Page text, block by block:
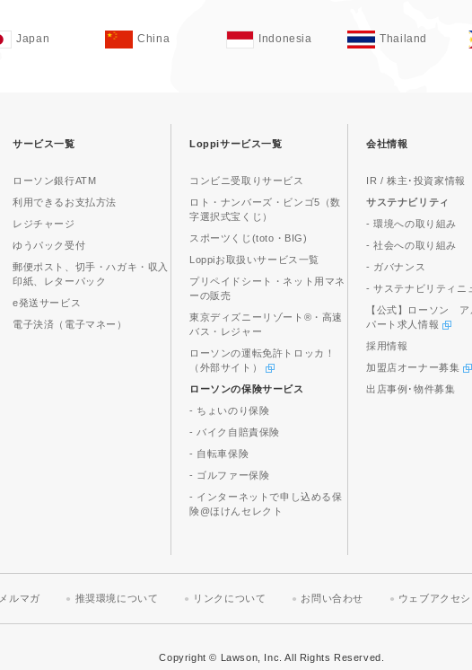
Japan China Indonesia Thailand
サービス一覧
ローソン銀行ATM
利用できるお支払方法
レジチャージ
ゆうパック受付
郵便ポスト、切手・ハガキ・収入
印紙、レターパック
e発送サービス
電子決済（電子マネー）
Loppiサービス一覧
コンビニ受取りサービス
ロト・ナンバーズ・ビンゴ5（数
字選択式宝くじ）
スポーツくじ(toto・BIG)
Loppiお取扱いサービス一覧
プリペイドシート・ネット用マネ
ーの販売
東京ディズニーリゾート®・高速
バス・レジャー
ローソンの運転免許トロッカ！
（外部サイト）
ローソンの保険サービス
- ちょいのり保険
- バイク自賠責保険
- 自転車保険
- ゴルファー保険
- インターネットで申し込める保
険@ほけんセレクト
会社情報
IR / 株主･投資家情報
サステナビリティ
- 環境への取り組み
- 社会への取り組み
- ガバナンス
- サステナビリティニ
【公式】ローソン ア
パート求人情報
採用情報
加盟店オーナー募集
出店事例･物件募集
メルマガ 推奨環境について リンクについて お問い合わせ ウェブアクセ
Copyright © Lawson, Inc. All Rights Reserved.